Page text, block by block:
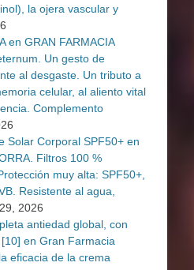
la ojera vascular y
en GRAN FARMACIA
Un gesto de
al desgaste. Un tributo a
celular, al aliento vital
Complemento
Solar Corporal SPF50+ en
Filtros 100 %
muy alta: SPF50+,
Resistente al agua,
2026
antiedad global, con
en Gran Farmacia
eficacia de la crema